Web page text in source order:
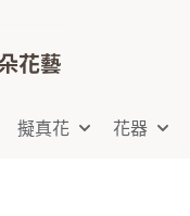
擬真花 花器